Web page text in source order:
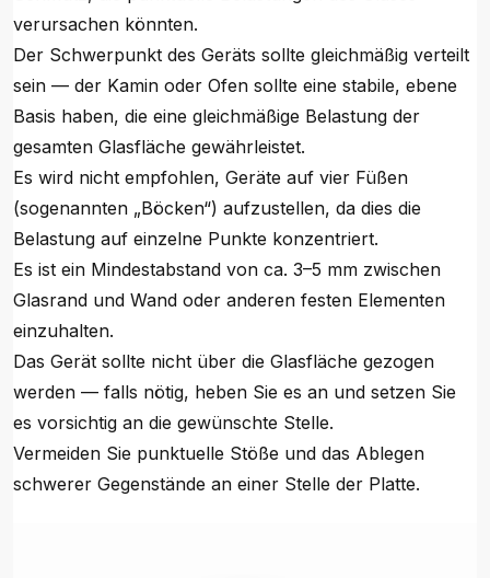
verursachen könnten.
Der Schwerpunkt des Geräts sollte gleichmäßig verteilt
sein — der Kamin oder Ofen sollte eine stabile, ebene
Basis haben, die eine gleichmäßige Belastung der
gesamten Glasfläche gewährleistet.
Es wird nicht empfohlen, Geräte auf vier Füßen
(sogenannten „Böcken“) aufzustellen, da dies die
Belastung auf einzelne Punkte konzentriert.
Es ist ein Mindestabstand von ca. 3–5 mm zwischen
Glasrand und Wand oder anderen festen Elementen
einzuhalten.
Das Gerät sollte nicht über die Glasfläche gezogen
werden — falls nötig, heben Sie es an und setzen Sie
es vorsichtig an die gewünschte Stelle.
Vermeiden Sie punktuelle Stöße und das Ablegen
schwerer Gegenstände an einer Stelle der Platte.